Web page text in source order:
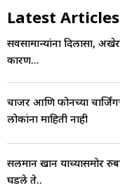
Latest Articles
सर्वसामान्यांना दिलासा,
कारण...
चार्जर आणि फोनच्या
लोकांना माहिती नाही
सलमान खान याच्यासमोर
घडले ते..